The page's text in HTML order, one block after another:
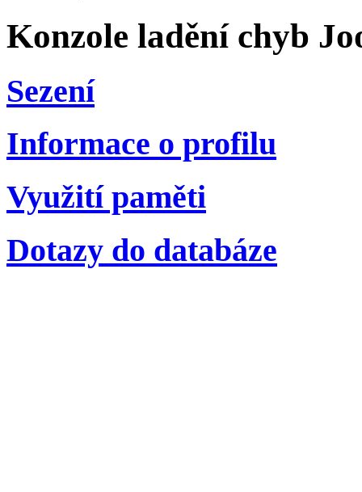
Konzole ladění chyb
Sezení
Informace o profilu
Využití paměti
Dotazy do databáze